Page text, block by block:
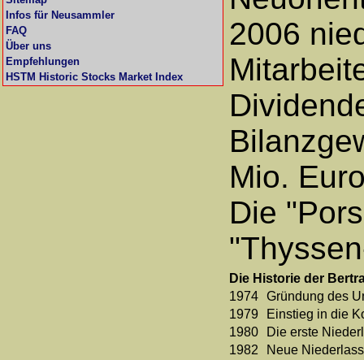
Infos für Neusammler
FAQ
Über uns
Empfehlungen
HSTM Historic Stocks Market Index
2006
Mio.
Die
Die Historie der
1974 Gründung des
1979
Einstieg in die
1980
Die erste
1982
Neue